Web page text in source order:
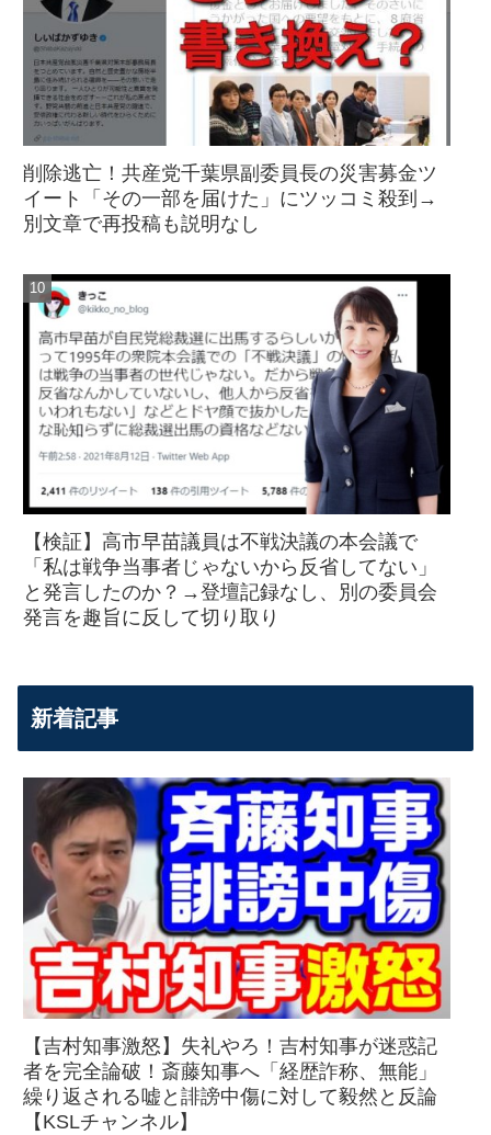
削除逃亡！共産党千葉県副委員長の災害募金ツ
イート「その一部を届けた」にツッコミ殺到→
別文章で再投稿も説明なし
【検証】高市早苗議員は不戦決議の本会議で
「私は戦争当事者じゃないから反省してない」
と発言したのか？→登壇記録なし、別の委員会
発言を趣旨に反して切り取り
新着記事
【吉村知事激怒】失礼やろ！吉村知事が迷惑記
者を完全論破！斎藤知事へ「経歴詐称、無能」
繰り返される嘘と誹謗中傷に対して毅然と反論
【KSLチャンネル】